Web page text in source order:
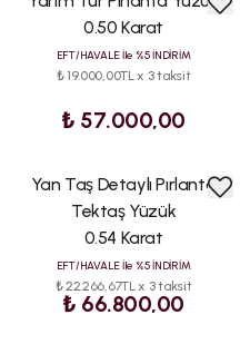
0.50 Karat
EFT/HAVALE İle %5 İNDİRİM
₺ 19.000,00TL x 3 taksit
₺ 57.000,00
Yan Taş Detaylı Pırlanta
Tektaş Yüzük
0.54 Karat
EFT/HAVALE İle %5 İNDİRİM
₺ 22.266,67TL x 3 taksit
₺ 66.800,00